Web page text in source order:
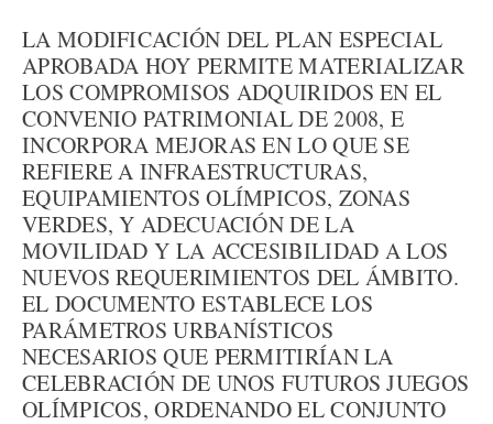
LA MODIFICACIÓN DEL PLAN ESPECIAL
APROBADA HOY PERMITE MATERIALIZAR
LOS COMPROMISOS ADQUIRIDOS EN EL
CONVENIO PATRIMONIAL DE 2008, E
INCORPORA MEJORAS EN LO QUE SE
REFIERE A INFRAESTRUCTURAS,
EQUIPAMIENTOS OLÍMPICOS, ZONAS
VERDES, Y ADECUACIÓN DE LA
MOVILIDAD Y LA ACCESIBILIDAD A LOS
NUEVOS REQUERIMIENTOS DEL ÁMBITO.
EL DOCUMENTO ESTABLECE LOS
PARÁMETROS URBANÍSTICOS
NECESARIOS QUE PERMITIRÍAN LA
CELEBRACIÓN DE UNOS FUTUROS JUEGOS
OLÍMPICOS, ORDENANDO EL CONJUNTO